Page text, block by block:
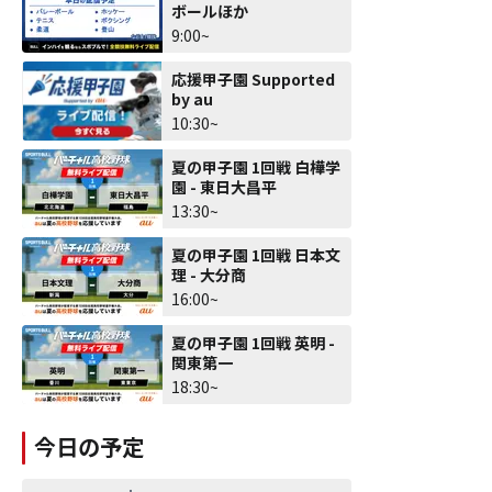
ボールほか
9:00~
応援甲子園 Supported
by au
10:30~
夏の甲子園 1回戦 白樺学
園 - 東日大昌平
13:30~
夏の甲子園 1回戦 日本文
理 - 大分商
16:00~
夏の甲子園 1回戦 英明 -
関東第一
18:30~
今日の予定